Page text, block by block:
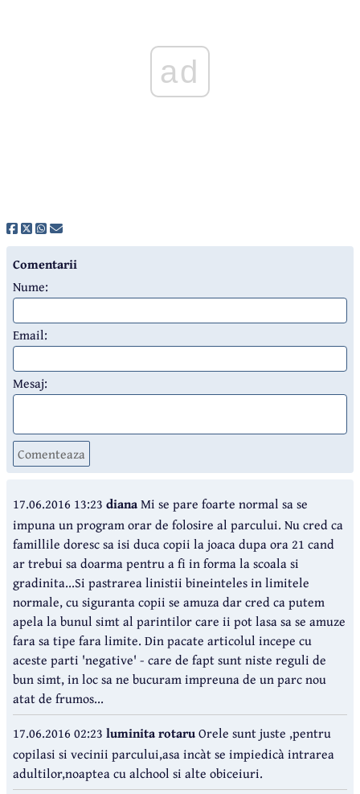
ad
Comentarii
Nume:
Email:
Mesaj:
Comenteaza
17.06.2016 13:23 dianaMi se pare foarte normal sa se
impuna un program orar de folosire al parcului. Nu cred ca
famillile doresc sa isi duca copii la joaca dupa ora 21 cand
ar trebui sa doarma pentru a fi in forma la scoala si
gradinita...Si pastrarea linistii bineinteles in limitele
normale, cu siguranta copii se amuza dar cred ca putem
apela la bunul simt al parintilor care ii pot lasa sa se amuze
fara sa tipe fara limite. Din pacate articolul incepe cu
aceste parti 'negative' - care de fapt sunt niste reguli de
bun simt, in loc sa ne bucuram impreuna de un parc nou
atat de frumos...
17.06.2016 02:23 luminita rotaruOrele sunt juste ,pentru
copilasi si vecinii parcului,asa incàt se impiedicà intrarea
adultilor,noaptea cu alchool si alte obiceiuri.